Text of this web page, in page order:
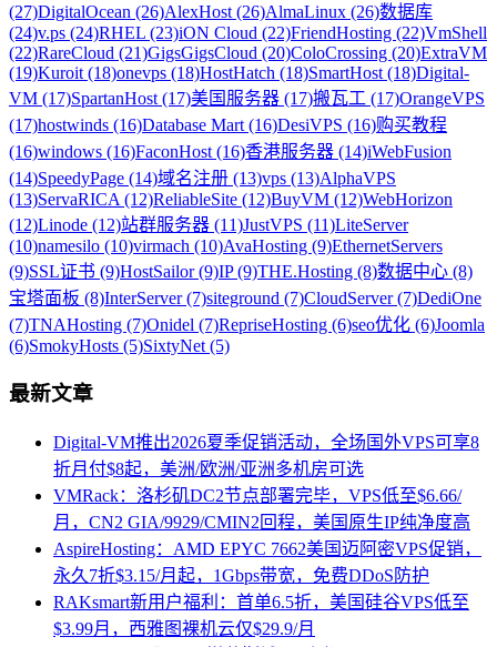
(27)DigitalOcean (26)AlexHost (26)AlmaLinux (26)数据库
(24)v.ps (24)RHEL (23)iON Cloud (22)FriendHosting (22)VmShell
(22)RareCloud (21)GigsGigsCloud (20)ColoCrossing (20)ExtraVM
(19)Kuroit (18)onevps (18)HostHatch (18)SmartHost (18)Digital-
VM (17)SpartanHost (17)美国服务器 (17)搬瓦工 (17)OrangeVPS
(17)hostwinds (16)Database Mart (16)DesiVPS (16)购买教程
(16)windows (16)FaconHost (16)香港服务器 (14)iWebFusion
(14)SpeedyPage (14)域名注册 (13)vps (13)AlphaVPS
(13)ServaRICA (12)ReliableSite (12)BuyVM (12)WebHorizon
(12)Linode (12)站群服务器 (11)JustVPS (11)LiteServer
(10)namesilo (10)virmach (10)AvaHosting (9)EthernetServers
(9)SSL证书 (9)HostSailor (9)IP (9)THE.Hosting (8)数据中心 (8)
宝塔面板 (8)InterServer (7)siteground (7)CloudServer (7)DediOne
(7)TNAHosting (7)Onidel (7)RepriseHosting (6)seo优化 (6)Joomla
(6)SmokyHosts (5)SixtyNet (5)
最新文章
Digital-VM推出2026夏季促销活动，全场国外VPS可享8
折月付$8起，美洲/欧洲/亚洲多机房可选
VMRack：洛杉矶DC2节点部署完毕，VPS低至$6.66/
月，CN2 GIA/9929/CMIN2回程，美国原生IP纯净度高
AspireHosting：AMD EPYC 7662美国迈阿密VPS促销，
永久7折$3.15/月起，1Gbps带宽，免费DDoS防护
RAKsmart新用户福利：首单6.5折，美国硅谷VPS低至
$3.99月，西雅图裸机云仅$29.9/月